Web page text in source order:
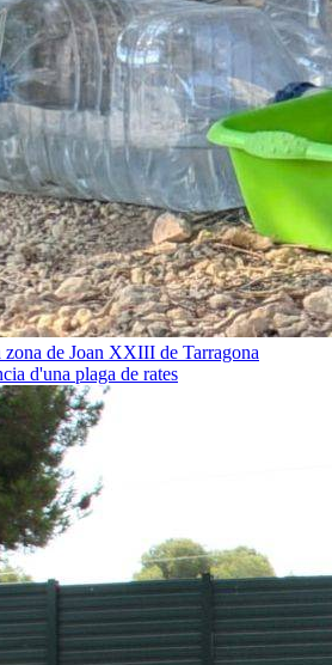
zona de Joan XXIII de Tarragona
d'una plaga de rates